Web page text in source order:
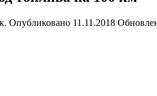
Опубликовано 11.11.2018